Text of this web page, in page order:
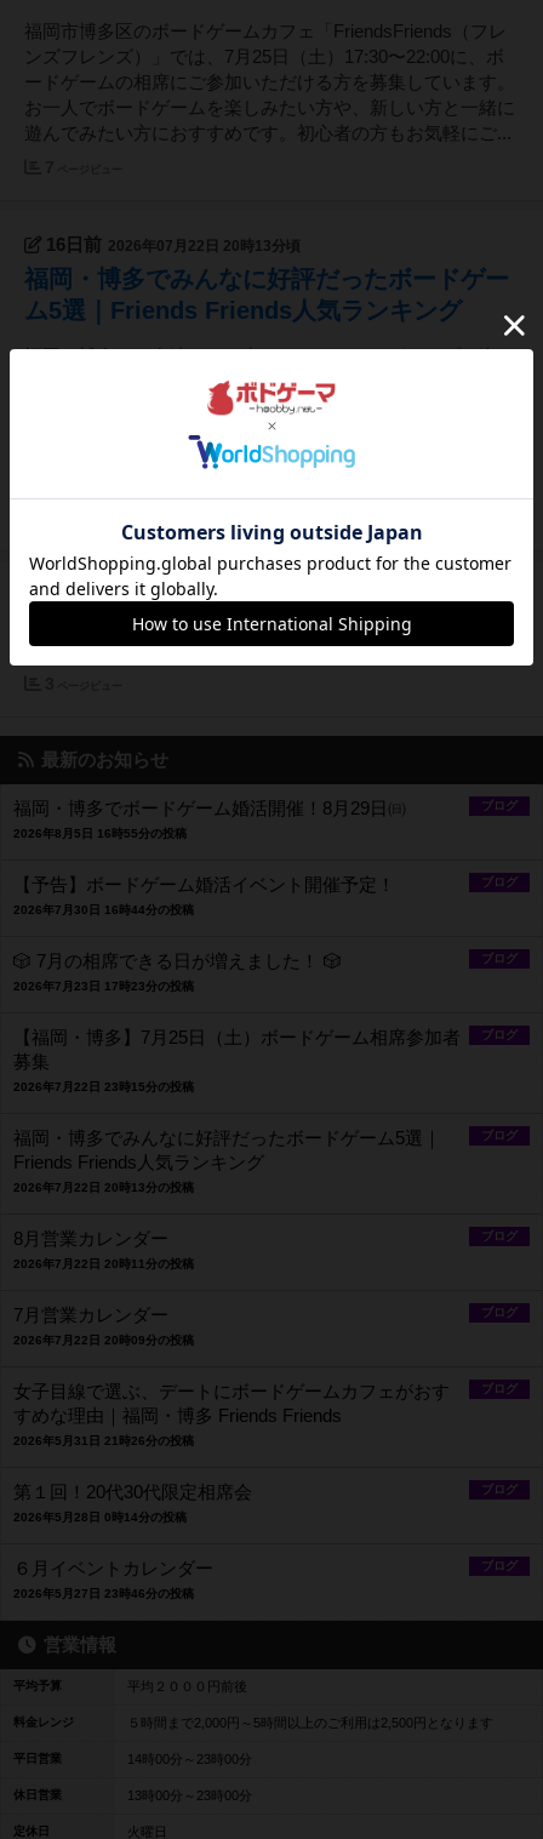
福岡市博多区のボードゲームカフェ「FriendsFriends（フレ
ンズフレンズ）」では、7月25日（土）17:30〜22:00に、ボ
ードゲームの相席にご参加いただける方を募集しています。
お一人でボードゲームを楽しみたい方や、新しい方と一緒に
遊んでみたい方におすすめです。初心者の方もお気軽にご...
16日前 2026年07月22日 20時13分頃
福岡・博多でみんなに好評だったボードゲー
ム5選｜Friends Friends人気ランキング
める遊びを探している方におすすめなのが、ボードゲームカ
フェです。福岡市博多区のボードゲームカフェ
「FriendsFriends」で、お客様から特に好評だったゲーム
TOP5をご紹介します。1位は、価値観の違いを楽しめる「サ
16日前 2026年07月22日 20時11分頃
8月営業カレンダー
最新のお知らせ
ブログ
福岡・博多でボードゲーム婚活開催！8月29日㈰
2026年8月5日 16時55分の投稿
ブログ
【予告】ボードゲーム婚活イベント開催予定！
2026年7月30日 16時44分の投稿
ブログ
🎲 7月の相席できる日が増えました！ 🎲
2026年7月23日 17時23分の投稿
ブログ
【福岡・博多】7月25日（土）ボードゲーム相席参加者
募集
2026年7月22日 23時15分の投稿
ブログ
福岡・博多でみんなに好評だったボードゲーム5選｜
Friends Friends人気ランキング
2026年7月22日 20時13分の投稿
ブログ
8月営業カレンダー
2026年7月22日 20時11分の投稿
ブログ
7月営業カレンダー
2026年7月22日 20時09分の投稿
ブログ
女子目線で選ぶ、デートにボードゲームカフェがおす
すめな理由｜福岡・博多 Friends Friends
2026年5月31日 21時26分の投稿
ブログ
第１回！20代30代限定相席会
2026年5月28日 0時14分の投稿
ブログ
６月イベントカレンダー
2026年5月27日 23時46分の投稿
営業情報
平均予算 平均２０００円前後
料金レンジ ５時間まで2,000円～5時間以上のご利用は2,500円となります
平日営業 14時00分～23時00分
休日営業 13時00分～23時00分
定休日 火曜日